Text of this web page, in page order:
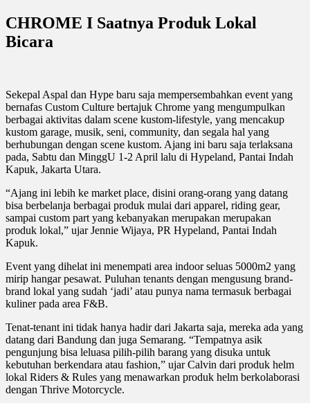
CHROME I Saatnya Produk Lokal
Bicara
Sekepal Aspal dan Hype baru saja mempersembahkan event yang
bernafas Custom Culture bertajuk Chrome yang mengumpulkan
berbagai aktivitas dalam scene kustom-lifestyle, yang mencakup
kustom garage, musik, seni, community, dan segala hal yang
berhubungan dengan scene kustom. Ajang ini baru saja terlaksana
pada, Sabtu dan MinggU 1-2 April lalu di Hypeland, Pantai Indah
Kapuk, Jakarta Utara.
“Ajang ini lebih ke market place, disini orang-orang yang datang
bisa berbelanja berbagai produk mulai dari apparel, riding gear,
sampai custom part yang kebanyakan merupakan merupakan
produk lokal,” ujar Jennie Wijaya, PR Hypeland, Pantai Indah
Kapuk.
Event yang dihelat ini menempati area indoor seluas 5000m2 yang
mirip hangar pesawat. Puluhan tenants dengan mengusung brand-
brand lokal yang sudah ‘jadi’ atau punya nama termasuk berbagai
kuliner pada area F&B.
Tenat-tenant ini tidak hanya hadir dari Jakarta saja, mereka ada yang
datang dari Bandung dan juga Semarang. “Tempatnya asik
pengunjung bisa leluasa pilih-pilih barang yang disuka untuk
kebutuhan berkendara atau fashion,” ujar Calvin dari produk helm
lokal Riders & Rules yang menawarkan produk helm berkolaborasi
dengan Thrive Motorcycle.